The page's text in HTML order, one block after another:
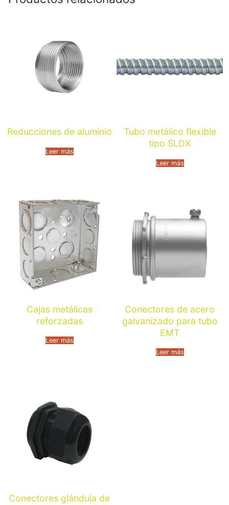
Reducciones de aluminio
Leer más
Tubo metálico flexible
tipo SLDX
Leer más
Cajas metálicas
reforzadas
Leer más
Conectores de acero
galvanizado para tubo
EMT
Leer más
Conectores glándula de